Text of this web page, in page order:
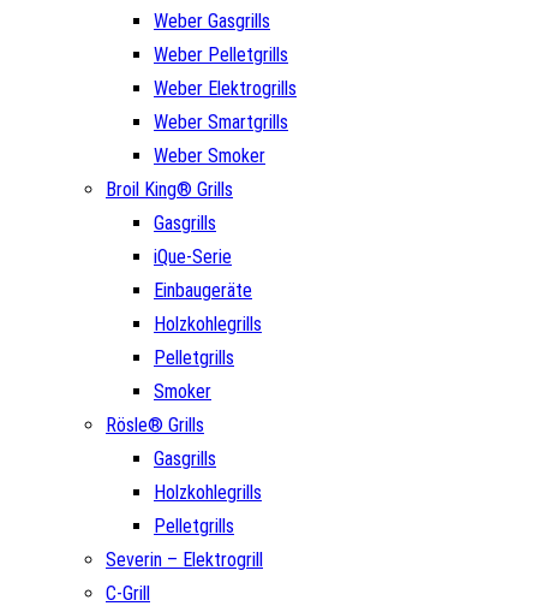
Weber Gasgrills
Weber Pelletgrills
Weber Elektrogrills
Weber Smartgrills
Weber Smoker
Broil King® Grills
Gasgrills
iQue-Serie
Einbaugeräte
Holzkohlegrills
Pelletgrills
Smoker
Rösle® Grills
Gasgrills
Holzkohlegrills
Pelletgrills
Severin – Elektrogrill
C-Grill